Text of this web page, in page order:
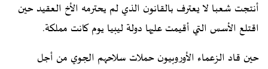
أنتجت شعبا لا يعترف بالقانون الذي لم يحترمه الأخ العقيد حين
اقتلع الأسس التي أقيمت عليها دولة ليبيا يوم كانت مملكة.
حين قاد الزعماء الأوروبيون حملات سلاحهم الجوي من أجل